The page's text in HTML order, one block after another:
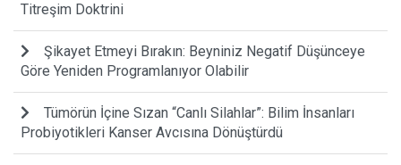
Titreşim Doktrini
Şikayet Etmeyi Bırakın: Beyniniz Negatif Düşünceye
Göre Yeniden Programlanıyor Olabilir
Tümörün İçine Sızan “Canlı Silahlar”: Bilim İnsanları
Probiyotikleri Kanser Avcısına Dönüştürdü